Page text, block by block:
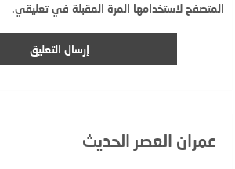
المتصفح لاستخدامها المرة المقبلة في تعليقي.
عمران العصر الحديث